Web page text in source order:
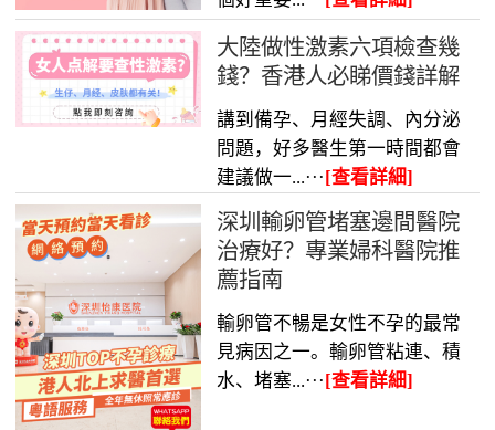
大陸做性激素六項檢查幾
錢？香港人必睇價錢詳解
講到備孕、月經失調、內分泌
問題，好多醫生第一時間都會
建議做一...··· [查看詳細]
深圳輸卵管堵塞邊間醫院
治療好？專業婦科醫院推
薦指南
輸卵管不暢是女性不孕的最常
見病因之一。輸卵管粘連、積
水、堵塞...··· [查看詳細]